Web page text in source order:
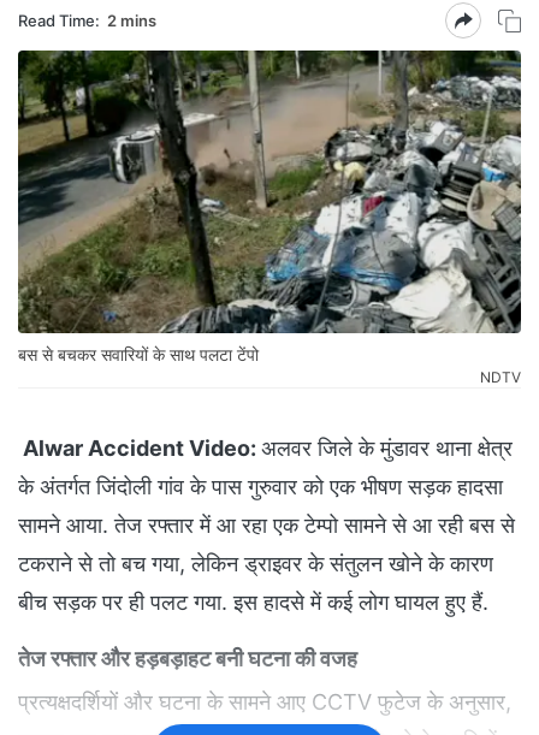
Read Time: 2 mins
बस से बचकर सवारियों के साथ पलटा टेंपो
NDTV
Alwar Accident Video: अलवर जिले के मुंडावर थाना क्षेत्र
के अंतर्गत जिंदोली गांव के पास गुरुवार को एक भीषण सड़क हादसा
सामने आया. तेज रफ्तार में आ रहा एक टेम्पो सामने से आ रही बस से
टकराने से तो बच गया, लेकिन ड्राइवर के संतुलन खोने के कारण
बीच सड़क पर ही पलट गया. इस हादसे में कई लोग घायल हुए हैं.
तेज रफ्तार और हड़बड़ाहट बनी घटना की वजह
प्रत्यक्षदर्शियों और घटना के सामने आए CCTV फुटेज के अनुसार,